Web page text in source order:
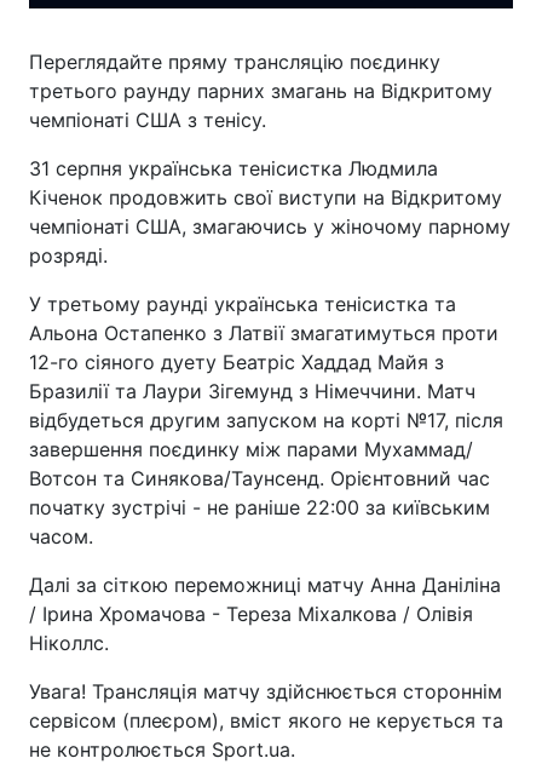
Переглядайте пряму трансляцію поєдинку
третього раунду парних змагань на Відкритому
чемпіонаті США з тенісу.
31 серпня українська тенісистка Людмила
Кіченок продовжить свої виступи на Відкритому
чемпіонаті США, змагаючись у жіночому парному
розряді.
У третьому раунді українська тенісистка та
Альона Остапенко з Латвії змагатимуться проти
12-го сіяного дуету Беатріс Хаддад Майя з
Бразилії та Лаури Зігемунд з Німеччини. Матч
відбудеться другим запуском на корті №17, після
завершення поєдинку між парами Мухаммад/
Вотсон та Синякова/Таунсенд. Орієнтовний час
початку зустрічі - не раніше 22:00 за київським
часом.
Далі за сіткою переможниці матчу Анна Даніліна
/ Ірина Хромачова - Тереза Міхалкова / Олівія
Ніколлс.
Увага! Трансляція матчу здійснюється стороннім
сервісом (плеєром), вміст якого не керується та
не контролюється Sport.ua.